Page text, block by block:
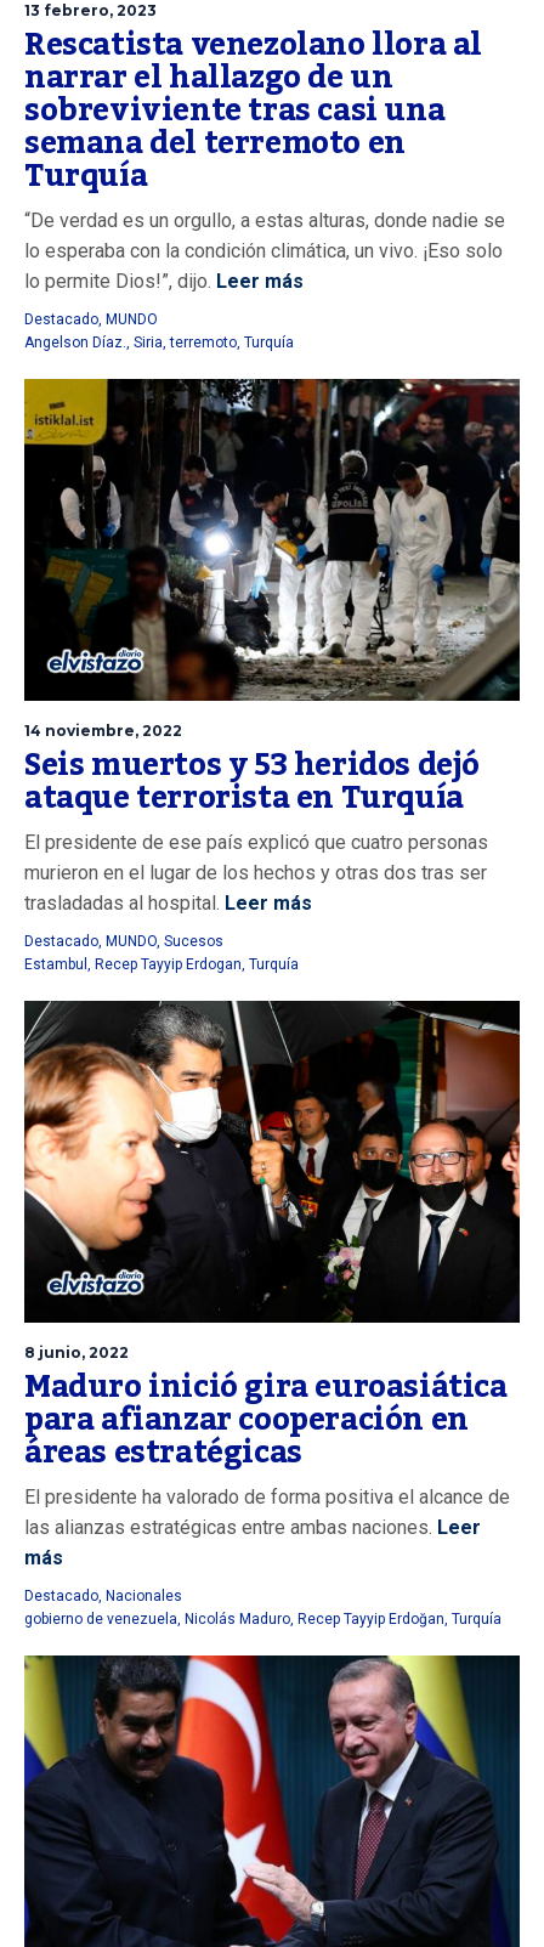
13 febrero, 2023
Rescatista venezolano llora al
narrar el hallazgo de un
sobreviviente tras casi una
semana del terremoto en
Turquía
“De verdad es un orgullo, a estas alturas, donde nadie se
lo esperaba con la condición climática, un vivo. ¡Eso solo
lo permite Dios!”, dijo. Leer más
Destacado, MUNDO
Angelson Díaz., Siria,terremoto, Turquía
14 noviembre, 2022
Seis muertos y 53 heridos dejó
ataque terrorista en Turquía
El presidente de ese país explicó que cuatro personas
murieron en el lugar de los hechos y otras dos tras ser
trasladadas al hospital. Leer más
Destacado, MUNDO, Sucesos
Estambul , Recep Tayyip Erdogan, Turquía
8 junio, 2022
Maduro inició gira euroasiática
para afianzar cooperación en
áreas estratégicas
El presidente ha valorado de forma positiva el alcance de
las alianzas estratégicas entre ambas naciones. Leer
más
Destacado, Nacionales
gobierno de venezuela, Nicolás Maduro, Recep Tayyip Erdoğan, Turquía